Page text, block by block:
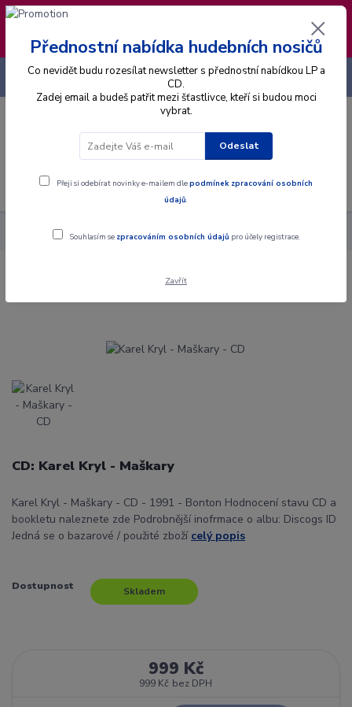
❣️ Od 4.8. do 13.8. čerpám dovolenou. Datum
expedice objednávek se posouvá na pátek
14.8.2026 🐋
Menu
CZK
+420 725 736 293
Alba CD Karel Kryl - Maškary - CD
Karel Kryl - Maškary - CD
CD: Karel Kryl - Maškary
Karel Kryl - Maškary - CD - 1991 - Bonton Hodnocení stavu CD a
bookletu naleznete zde Podrobnější inofrmace o albu: Discogs ID
Jedná se o bazarové / použité zboží celý popis
Dostupnost Skladem
999 Kč
999 Kč bez DPH
Přednostní nabídka hudebních nosičů
Co nevidět budu rozesílat newsletter s přednostní nabídkou LP a
CD.
Zadej email a budeš patřit mezi šťastlivce, kteří si budou moci
vybrat.
Odeslat
Přeji si odebírat novinky e-mailem dlepodmínek zpracování osobních
údajů.
Souhlasím se zpracováním osobních údajů pro účely registrace.
Zavřít